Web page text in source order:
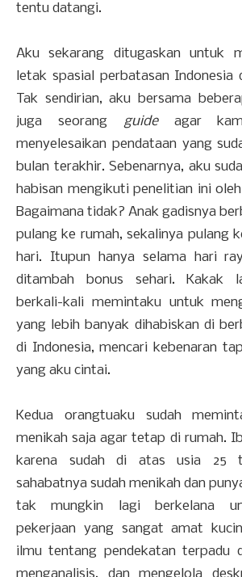
tentu datangi.
Aku sekarang ditugaskan untuk
letak spasial perbatasan Indonesia
Tak sendirian, aku bersama
juga seorang guide agar
menyelesaikan pendataan yang
bulan terakhir. Sebenarnya, aku
habisan mengikuti penelitian ini
Bagaimana tidak? Anak gadisnya
pulang ke rumah, sekalinya pulang
hari. Itupun hanya selama hari
ditambah bonus sehari. Kakak
berkali-kali memintaku untuk
yang lebih banyak dihabiskan di
di Indonesia, mencari kebenaran
yang aku cintai.
Kedua orangtuaku sudah
menikah saja agar tetap di rumah.
karena sudah di atas usia 25
sahabatnya sudah menikah dan
tak mungkin lagi berkelana
pekerjaan yang sangat amat
ilmu tentang pendekatan terpadu